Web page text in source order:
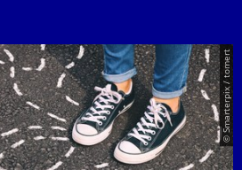
© Smarterpix / tomert